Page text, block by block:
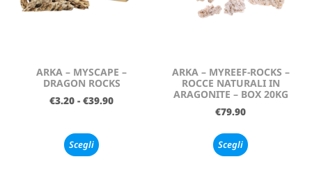
ARKA – MYSCAPE –
DRAGON ROCKS
€3.20 - €39.90
Scegli
ARKA – MYREEF-ROCKS –
ROCCE NATURALI IN
ARAGONITE – BOX 20KG
€79.90
Scegli